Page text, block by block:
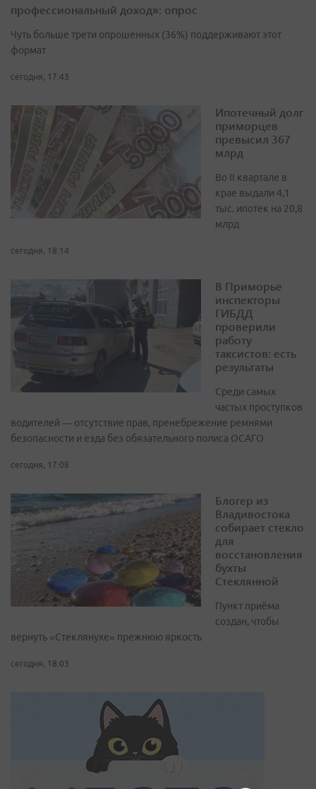
профессиональный доход»: опрос
Чуть больше трети опрошенных (36%) поддерживают этот
формат
сегодня, 17:43
Ипотечный долг
приморцев
превысил 367
млрд
Во II квартале в
крае выдали 4,1
тыс. ипотек на 20,8
млрд
сегодня, 18:14
В Приморье
инспекторы
ГИБДД
проверили
работу
таксистов: есть
результаты
Среди самых
частых проступков
водителей — отсутствие прав, пренебрежение ремнями
безопасности и езда без обязательного полиса ОСАГО
сегодня, 17:08
Блогер из
Владивостока
собирает стекло
для
восстановления
бухты
Стеклянной
Пункт приёма
создан, чтобы
вернуть «Стеклянухе» прежнюю яркость
сегодня, 18:03